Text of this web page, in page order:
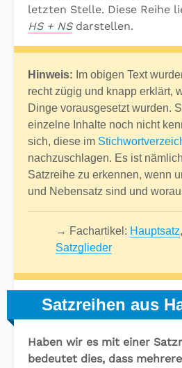
letzten Stelle. Diese Reihe
HS + NSdarstellen.
Hinweis: Im obigen Text
recht zügig und knapp erklärt,
Dinge vorausgesetzt wurden.
einzelne Inhalte noch nicht
sich, diese im
nachzuschlagen. Es ist
Satzreihe zu erkennen, wenn
und Nebensatz sind und
→ Fachartikel: Hauptsatz
Satzglieder
Satzreihen aus
Haben wir es mit einer
bedeutet dies, dass